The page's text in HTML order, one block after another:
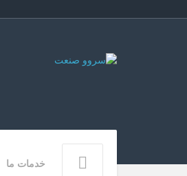
خدمات ما